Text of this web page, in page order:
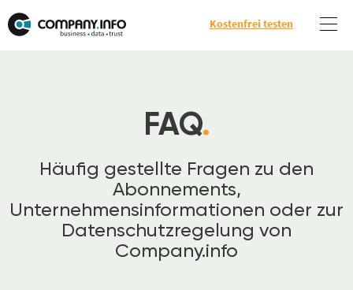
Kostenfrei testen
FAQ.
Häufig gestellte Fragen zu den
Abonnements,
Unternehmensinformationen oder zur
Datenschutzregelung von
Company.info